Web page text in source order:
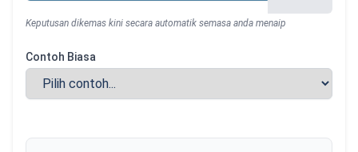
Keputusan dikemas kini secara automatik semasa anda menaip
Contoh Biasa